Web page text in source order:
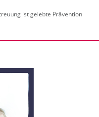
ist ge­leb­te Prä­ven­ti­on